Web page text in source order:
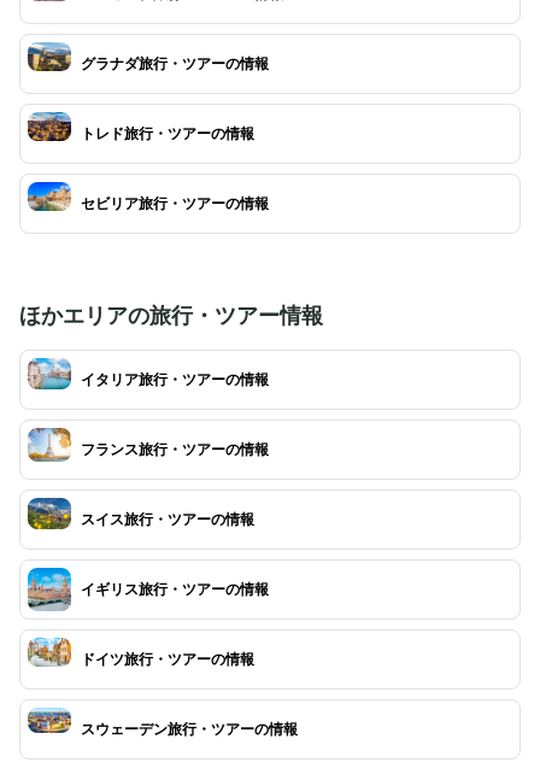
グラナダ旅行・ツアーの情報
トレド旅行・ツアーの情報
セビリア旅行・ツアーの情報
ほかエリアの旅行・ツアー情報
イタリア旅行・ツアーの情報
フランス旅行・ツアーの情報
スイス旅行・ツアーの情報
イギリス旅行・ツアーの情報
ドイツ旅行・ツアーの情報
スウェーデン旅行・ツアーの情報